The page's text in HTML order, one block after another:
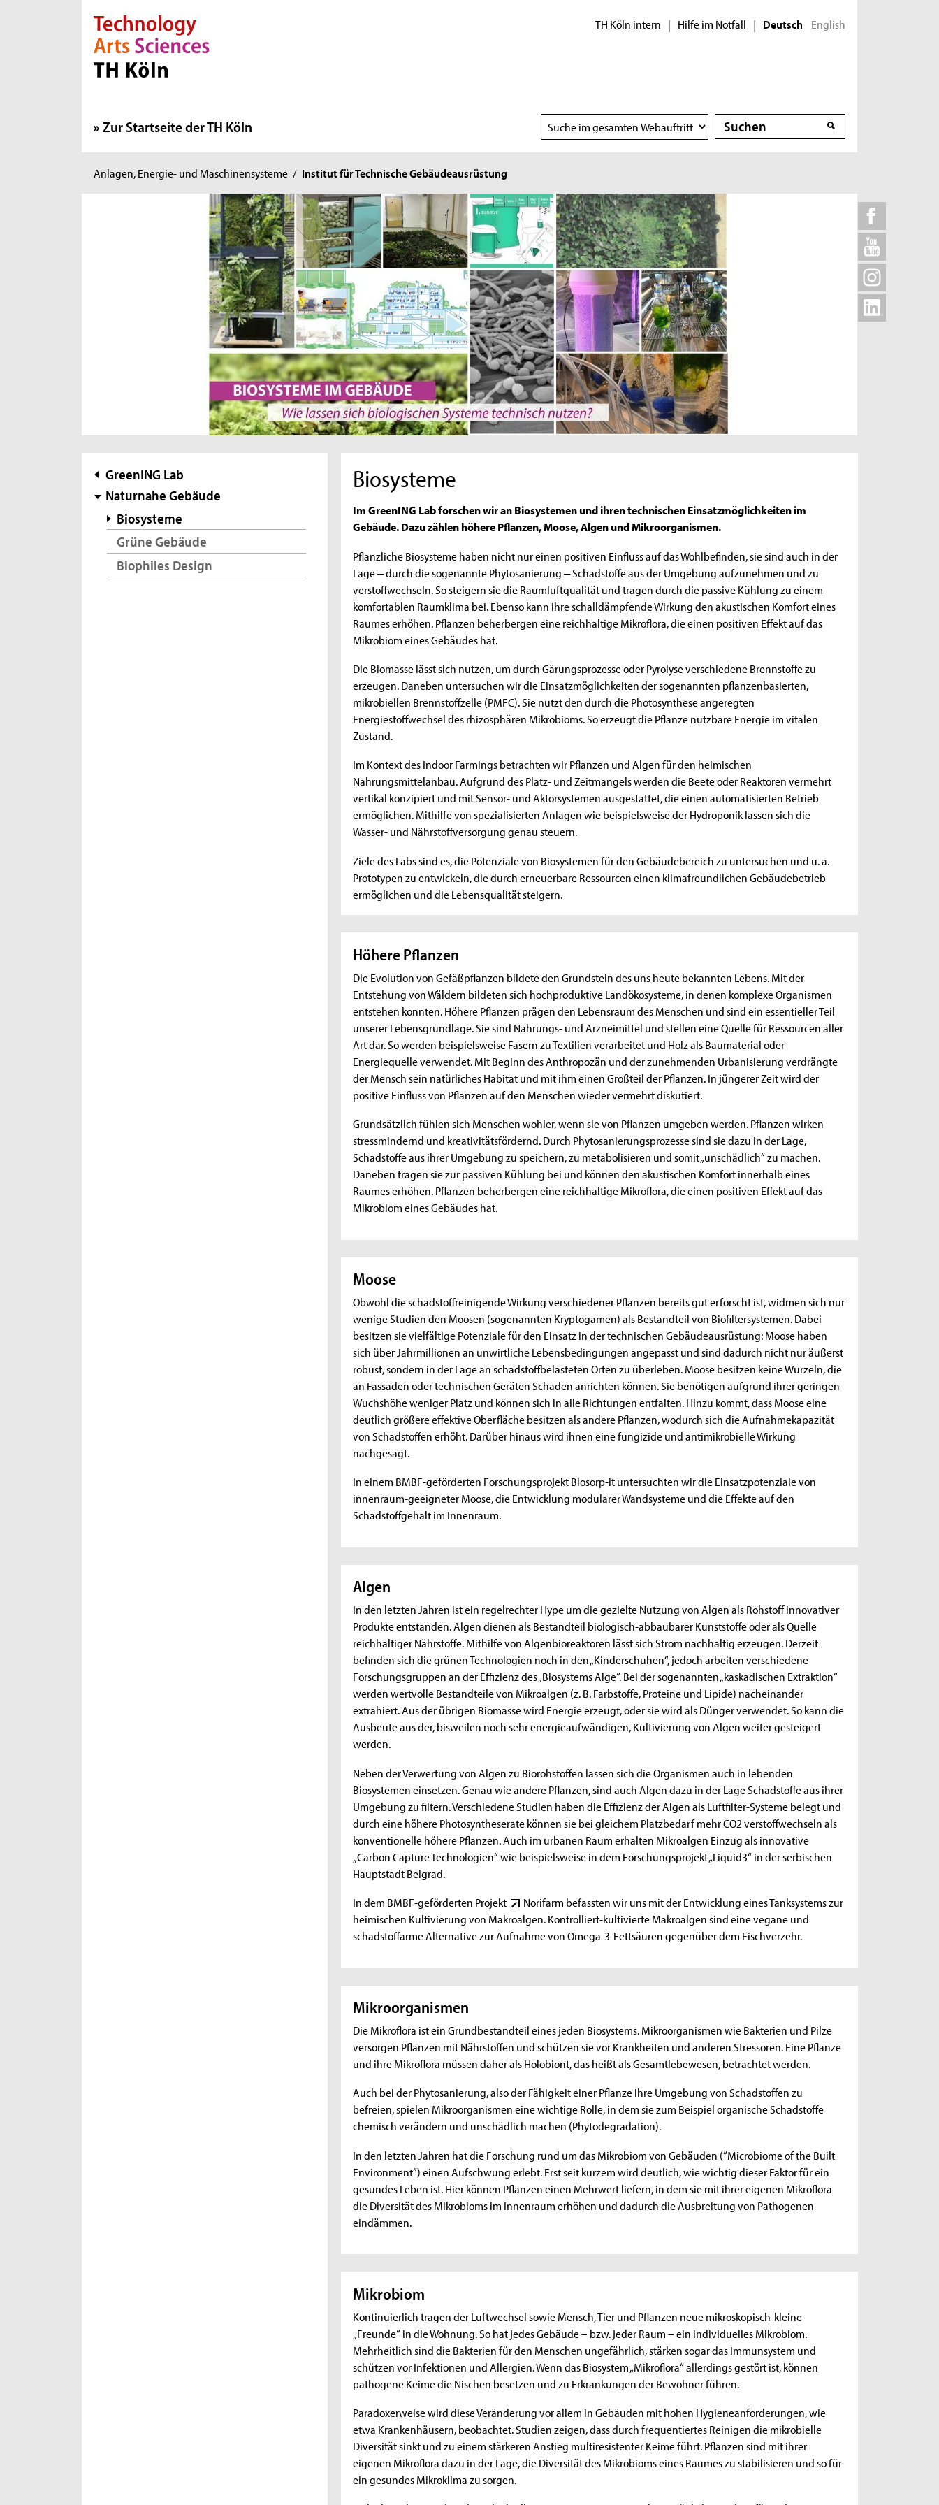
Direkt zur Hauptnavigation
Direkt zur Subnavigation
Direkt zum Inhalt
Direkt zum Fußbereich TH Köln intern | Hilfe im Notfall | Deutsch English
Zur Startseite der TH Köln
Suchbereich
wählen
Suche
Suche
Sie
Anlagen, Energie- und Maschinensysteme / Institut für Technische Gebäudeausrüstung
Subnavigation
GreenING Lab
Naturnahe Gebäude
Biosysteme
Grüne Gebäude
Biophiles Design
Biosysteme
Im GreenING Lab forschen wir an Biosystemen und ihren technischen Einsatzmöglichkeiten im
Gebäude. Dazu zählen höhere Pflanzen, Moose, Algen und Mikroorganismen.
Pflanzliche Biosysteme haben nicht nur einen positiven Einfluss auf das Wohlbefinden, sie sind auch in der
Lage ‒ durch die sogenannte Phytosanierung ‒ Schadstoffe aus der Umgebung aufzunehmen und zu
verstoffwechseln. So steigern sie die Raumluftqualität und tragen durch die passive Kühlung zu einem
komfortablen Raumklima bei. Ebenso kann ihre schalldämpfende Wirkung den akustischen Komfort eines
Raumes erhöhen. Pflanzen beherbergen eine reichhaltige Mikroflora, die einen positiven Effekt auf das
Mikrobiom eines Gebäudes hat.
Die Biomasse lässt sich nutzen, um durch Gärungsprozesse oder Pyrolyse verschiedene Brennstoffe zu
erzeugen. Daneben untersuchen wir die Einsatzmöglichkeiten der sogenannten pflanzenbasierten,
mikrobiellen Brennstoffzelle (PMFC). Sie nutzt den durch die Photosynthese angeregten
Energiestoffwechsel des rhizosphären Mikrobioms. So erzeugt die Pflanze nutzbare Energie im vitalen
Zustand.
Im Kontext des Indoor Farmings betrachten wir Pflanzen und Algen für den heimischen
Nahrungsmittelanbau. Aufgrund des Platz- und Zeitmangels werden die Beete oder Reaktoren vermehrt
vertikal konzipiert und mit Sensor- und Aktorsystemen ausgestattet, die einen automatisierten Betrieb
ermöglichen. Mithilfe von spezialisierten Anlagen wie beispielsweise der Hydroponik lassen sich die
Wasser- und Nährstoffversorgung genau steuern.
Ziele des Labs sind es, die Potenziale von Biosystemen für den Gebäudebereich zu untersuchen und u. a.
Prototypen zu entwickeln, die durch erneuerbare Ressourcen einen klimafreundlichen Gebäudebetrieb
ermöglichen und die Lebensqualität steigern.
Höhere Pflanzen
Die Evolution von Gefäßpflanzen bildete den Grundstein des uns heute bekannten Lebens. Mit der
Entstehung von Wäldern bildeten sich hochproduktive Landökosysteme, in denen komplexe Organismen
entstehen konnten. Höhere Pflanzen prägen den Lebensraum des Menschen und sind ein essentieller Teil
unserer Lebensgrundlage. Sie sind Nahrungs- und Arzneimittel und stellen eine Quelle für Ressourcen aller
Art dar. So werden beispielsweise Fasern zu Textilien verarbeitet und Holz als Baumaterial oder
Energiequelle verwendet. Mit Beginn des Anthropozän und der zunehmenden Urbanisierung verdrängte
der Mensch sein natürliches Habitat und mit ihm einen Großteil der Pflanzen. In jüngerer Zeit wird der
positive Einfluss von Pflanzen auf den Menschen wieder vermehrt diskutiert.
Grundsätzlich fühlen sich Menschen wohler, wenn sie von Pflanzen umgeben werden. Pflanzen wirken
stressmindernd und kreativitätsfördernd. Durch Phytosanierungsprozesse sind sie dazu in der Lage,
Schadstoffe aus ihrer Umgebung zu speichern, zu metabolisieren und somit „unschädlich“ zu machen.
Daneben tragen sie zur passiven Kühlung bei und können den akustischen Komfort innerhalb eines
Raumes erhöhen. Pflanzen beherbergen eine reichhaltige Mikroflora, die einen positiven Effekt auf das
Mikrobiom eines Gebäudes hat.
Moose
Obwohl die schadstoffreinigende Wirkung verschiedener Pflanzen bereits gut erforscht ist, widmen sich nur
wenige Studien den Moosen (sogenannten Kryptogamen) als Bestandteil von Biofiltersystemen. Dabei
besitzen sie vielfältige Potenziale für den Einsatz in der technischen Gebäudeausrüstung: Moose haben
sich über Jahrmillionen an unwirtliche Lebensbedingungen angepasst und sind dadurch nicht nur äußerst
robust, sondern in der Lage an schadstoffbelasteten Orten zu überleben. Moose besitzen keine Wurzeln, die
an Fassaden oder technischen Geräten Schaden anrichten können. Sie benötigen aufgrund ihrer geringen
Wuchshöhe weniger Platz und können sich in alle Richtungen entfalten. Hinzu kommt, dass Moose eine
deutlich größere effektive Oberfläche besitzen als andere Pflanzen, wodurch sich die Aufnahmekapazität
von Schadstoffen erhöht. Darüber hinaus wird ihnen eine fungizide und antimikrobielle Wirkung
nachgesagt.
In einem BMBF-geförderten Forschungsprojekt Biosorp-it untersuchten wir die Einsatzpotenziale von
innenraum-geeigneter Moose, die Entwicklung modularer Wandsysteme und die Effekte auf den
Schadstoffgehalt im Innenraum.
Algen
In den letzten Jahren ist ein regelrechter Hype um die gezielte Nutzung von Algen als Rohstoff innovativer
Produkte entstanden. Algen dienen als Bestandteil biologisch-abbaubarer Kunststoffe oder als Quelle
reichhaltiger Nährstoffe. Mithilfe von Algenbioreaktoren lässt sich Strom nachhaltig erzeugen. Derzeit
befinden sich die grünen Technologien noch in den „Kinderschuhen“, jedoch arbeiten verschiedene
Forschungsgruppen an der Effizienz des „Biosystems Alge“. Bei der sogenannten „kaskadischen Extraktion“
werden wertvolle Bestandteile von Mikroalgen (z. B. Farbstoffe, Proteine und Lipide) nacheinander
extrahiert. Aus der übrigen Biomasse wird Energie erzeugt, oder sie wird als Dünger verwendet. So kann die
Ausbeute aus der, bisweilen noch sehr energieaufwändigen, Kultivierung von Algen weiter gesteigert
werden.
Neben der Verwertung von Algen zu Biorohstoffen lassen sich die Organismen auch in lebenden
Biosystemen einsetzen. Genau wie andere Pflanzen, sind auch Algen dazu in der Lage Schadstoffe aus ihrer
Umgebung zu filtern. Verschiedene Studien haben die Effizienz der Algen als Luftfilter-Systeme belegt und
durch eine höhere Photosyntheserate können sie bei gleichem Platzbedarf mehr CO2 verstoffwechseln als
konventionelle höhere Pflanzen. Auch im urbanen Raum erhalten Mikroalgen Einzug als innovative
„Carbon Capture Technologien“ wie beispielsweise in dem Forschungsprojekt „Liquid3“ in der serbischen
Hauptstadt Belgrad.
In dem BMBF-geförderten Projekt
Norifarm befassten wir uns mit der Entwicklung eines Tanksystems zur
heimischen Kultivierung von Makroalgen. Kontrolliert-kultivierte Makroalgen sind eine vegane und
schadstoffarme Alternative zur Aufnahme von Omega-3-Fettsäuren gegenüber dem Fischverzehr.
Mikroorganismen
Die Mikroflora ist ein Grundbestandteil eines jeden Biosystems. Mikroorganismen wie Bakterien und Pilze
versorgen Pflanzen mit Nährstoffen und schützen sie vor Krankheiten und anderen Stressoren. Eine Pflanze
und ihre Mikroflora müssen daher als Holobiont, das heißt als Gesamtlebewesen, betrachtet werden.
Auch bei der Phytosanierung, also der Fähigkeit einer Pflanze ihre Umgebung von Schadstoffen zu
befreien, spielen Mikroorganismen eine wichtige Rolle, in dem sie zum Beispiel organische Schadstoffe
chemisch verändern und unschädlich machen (Phytodegradation).
In den letzten Jahren hat die Forschung rund um das Mikrobiom von Gebäuden (“Microbiome of the Built
Environment”) einen Aufschwung erlebt. Erst seit kurzem wird deutlich, wie wichtig dieser Faktor für ein
gesundes Leben ist. Hier können Pflanzen einen Mehrwert liefern, in dem sie mit ihrer eigenen Mikroflora
die Diversität des Mikrobioms im Innenraum erhöhen und dadurch die Ausbreitung von Pathogenen
eindämmen.
Mikrobiom
Kontinuierlich tragen der Luftwechsel sowie Mensch, Tier und Pflanzen neue mikroskopisch-kleine
„Freunde“ in die Wohnung. So hat jedes Gebäude – bzw. jeder Raum – ein individuelles Mikrobiom.
Mehrheitlich sind die Bakterien für den Menschen ungefährlich, stärken sogar das Immunsystem und
schützen vor Infektionen und Allergien. Wenn das Biosystem „Mikroflora“ allerdings gestört ist, können
pathogene Keime die Nischen besetzen und zu Erkrankungen der Bewohner führen.
Paradoxerweise wird diese Veränderung vor allem in Gebäuden mit hohen Hygieneanforderungen, wie
etwa Krankenhäusern, beobachtet. Studien zeigen, dass durch frequentiertes Reinigen die mikrobielle
Diversität sinkt und zu einem stärkeren Anstieg multiresistenter Keime führt. Pflanzen sind mit ihrer
eigenen Mikroflora dazu in der Lage, die Diversität des Mikrobioms eines Raumes zu stabilisieren und so für
ein gesundes Mikroklima zu sorgen.